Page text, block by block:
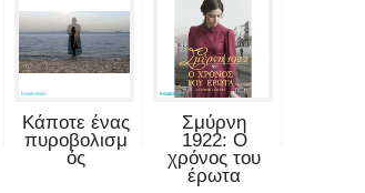
Κάποτε ένας
πυροβολισμ
ός
Σμύρνη
1922: Ο
χρόνος του
έρωτα